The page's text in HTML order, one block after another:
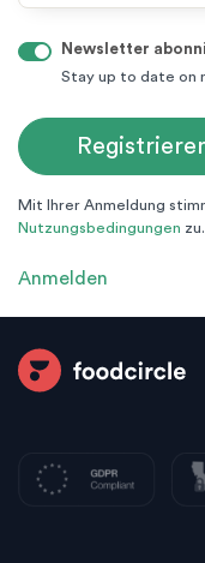
Newsletter
Stay up to date on
Mit Ihrer Anmeldung
Nutzungsbedingungen zu.
Anmelden